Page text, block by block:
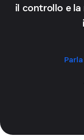
il controllo e